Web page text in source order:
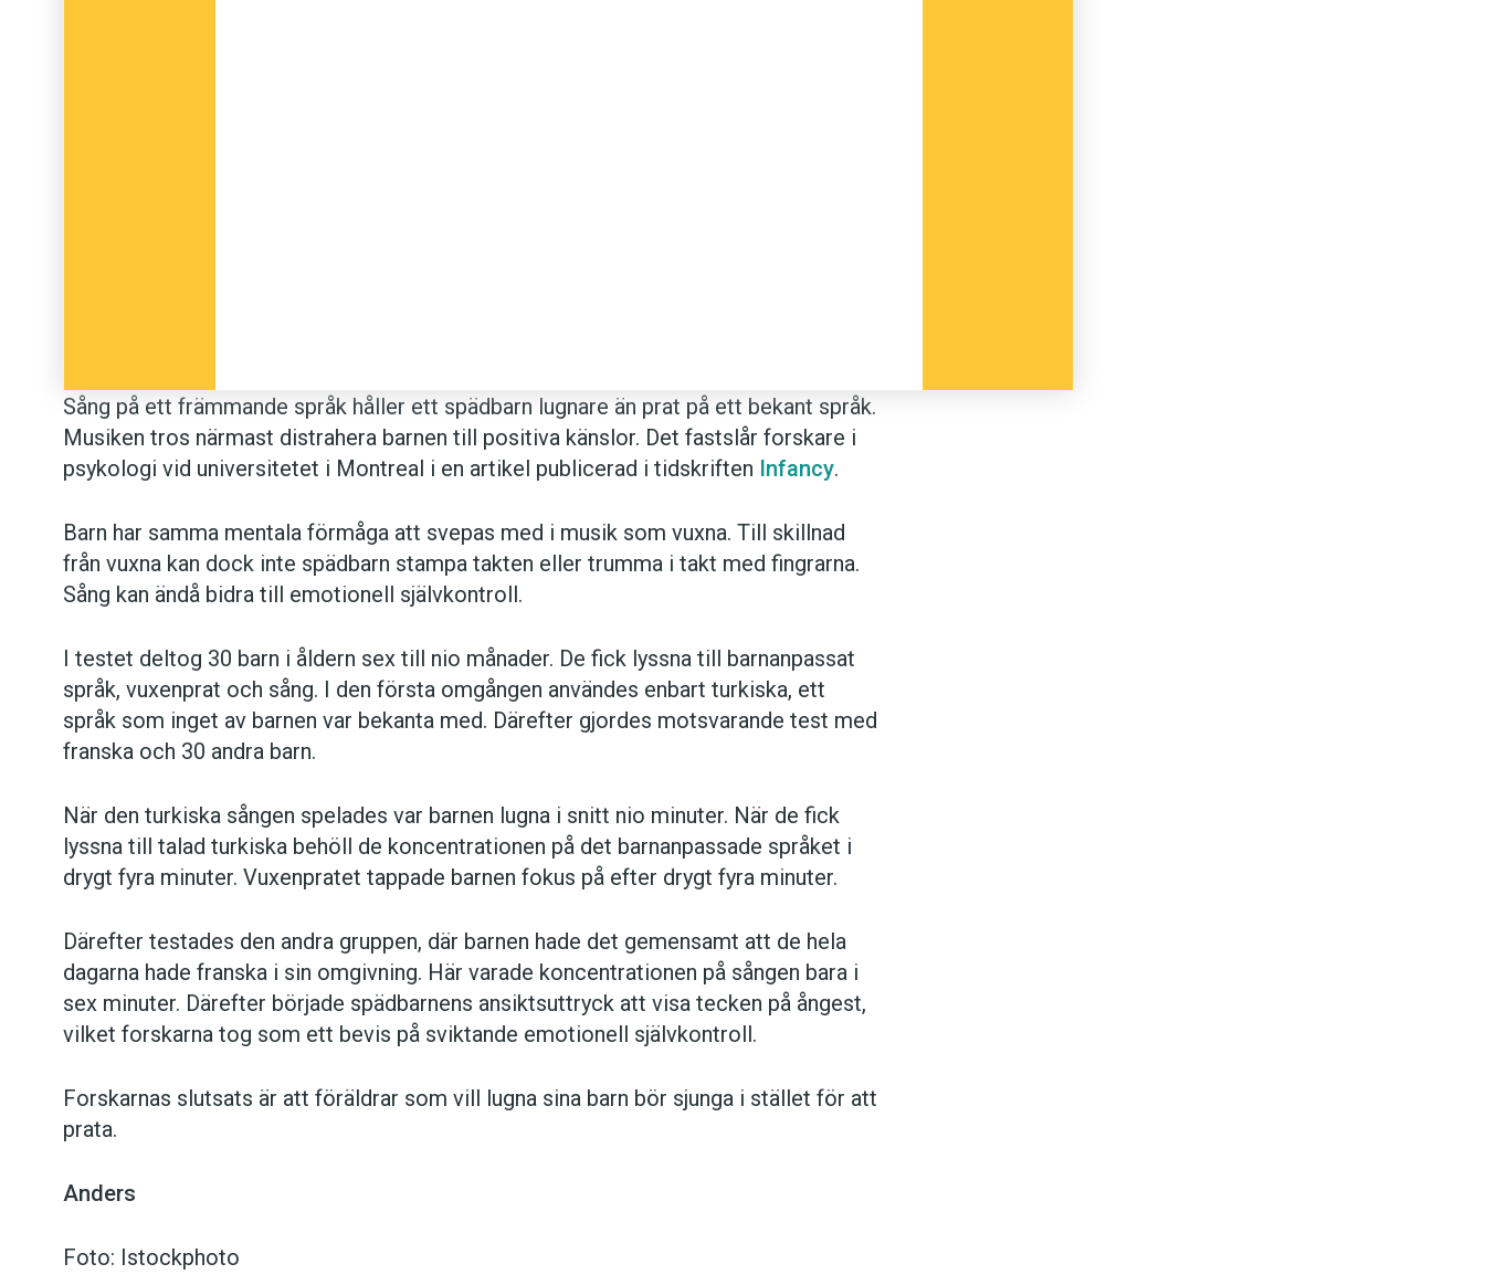
Sång på ett främmande språk håller ett spädbarn lugnare än prat på ett bekant språk.
Musiken tros närmast distrahera barnen till positiva känslor. Det fastslår forskare i
psykologi vid universitetet i Montreal i en artikel publicerad i tidskriften Infancy.
Barn har samma mentala förmåga att svepas med i musik som vuxna. Till skillnad
från vuxna kan dock inte spädbarn stampa takten eller trumma i takt med fingrarna.
Sång kan ändå bidra till emotionell självkontroll.
I testet deltog 30 barn i åldern sex till nio månader. De fick lyssna till barnanpassat
språk, vuxenprat och sång. I den första omgången användes enbart turkiska, ett
språk som inget av barnen var bekanta med. Därefter gjordes motsvarande test med
franska och 30 andra barn.
När den turkiska sången spelades var barnen lugna i snitt nio minuter. När de fick
lyssna till talad turkiska behöll de koncentrationen på det barnanpassade språket i
drygt fyra minuter. Vuxenpratet tappade barnen fokus på efter drygt fyra minuter.
Därefter testades den andra gruppen, där barnen hade det gemensamt att de hela
dagarna hade franska i sin omgivning. Här varade koncentrationen på sången bara i
sex minuter. Därefter började spädbarnens ansiktsuttryck att visa tecken på ångest,
vilket forskarna tog som ett bevis på sviktande emotionell självkontroll.
Forskarnas slutsats är att föräldrar som vill lugna sina barn bör sjunga i stället för att
prata.
Anders
Foto: Istockphoto